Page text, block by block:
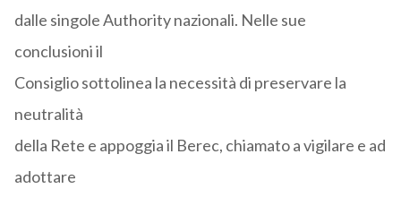
dalle singole Authority nazionali. Nelle sue
conclusioni il
Consiglio sottolinea la necessità di preservare la
neutralità
della Rete e appoggia il Berec, chiamato a vigilare e ad
adottare